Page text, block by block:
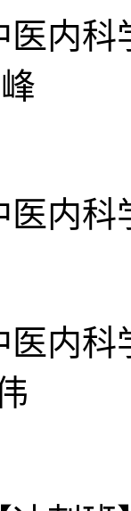
医内
医内
医内